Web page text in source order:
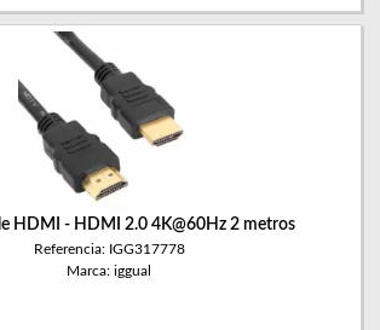
HDMI - HDMI 2.0 4K@60Hz 2 metros
Referencia: IGG317778
Marca: iggual